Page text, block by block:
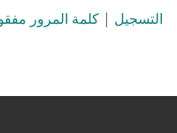
التسجيل | كلمة المرور